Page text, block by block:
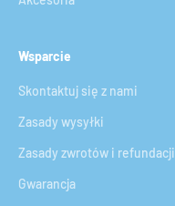
Wsparcie
Skontaktuj się z nami
Zasady wysyłki
Zasady zwrotów i refundacji
Gwarancja